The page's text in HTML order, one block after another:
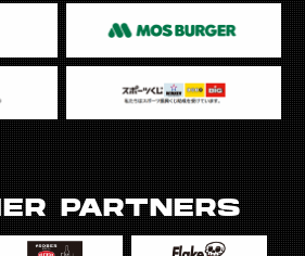
PARTNERS